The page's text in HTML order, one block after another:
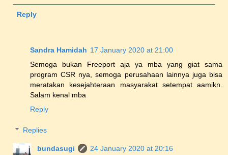
Reply
Sandra Hamidah 17 January 2020 at 21:00
Semoga bukan Freeport aja ya mba yang giat sama
program CSR nya, semoga perusahaan lainnya juga bisa
meratakan kesejahteraan masyarakat setempat aamikn.
Salam kenal mba
Reply
Replies
bundasugi
24 January 2020 at 20:16